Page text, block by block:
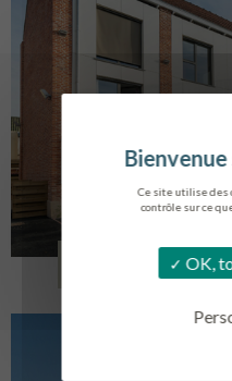
Ce site utilise des
contrôle sur ce
OK,
LOG. JEUNES